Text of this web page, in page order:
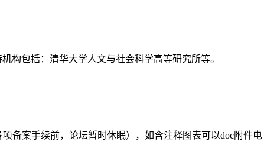
构包括：清华大学人文与社会科学高等研究所等。
备案手续前，论坛暂时休眠），如含注释图表可以doc附件电